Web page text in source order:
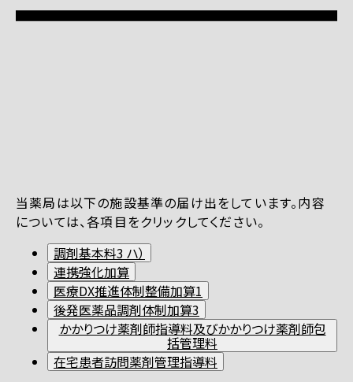
当薬局は以下の施設基準の届け出をしています。内容
については、各項目をクリックしてください。
調剤基本料3 ハ）
連携強化加算
医療DX推進体制整備加算1
後発医薬品調剤体制加算3
かかりつけ薬剤師指導料及びかかりつけ薬剤師包
括管理料
在宅患者訪問薬剤管理指導料